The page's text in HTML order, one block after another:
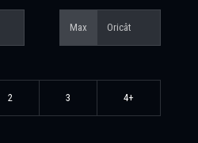
Max
2 3 4+